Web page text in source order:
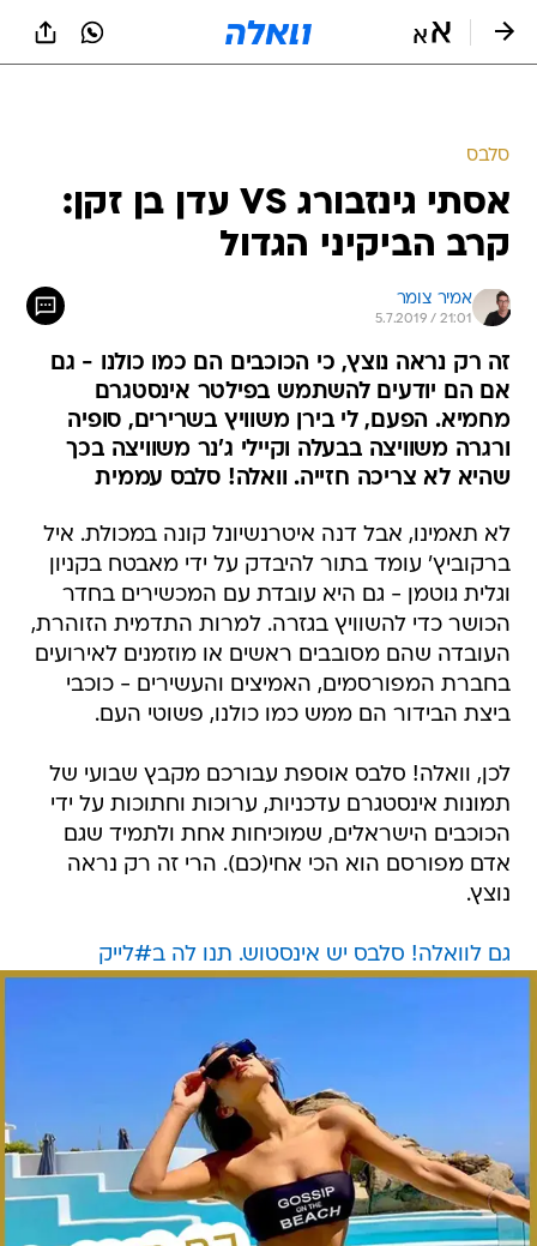
סלבס
אסתי גינזבורג VS עדן בן זקן:
קרב הביקיני הגדול
אמיר צומר
5.7.2019 / 21:01
זה רק נראה נוצץ, כי הכוכבים הם כמו כולנו - גם
אם הם יודעים להשתמש בפילטר אינסטגרם
מחמיא. הפעם, לי בירן משוויץ בשרירים, סופיה
ורגרה משוויצה בבעלה וקיילי ג'נר משוויצה בכך
שהיא לא צריכה חזייה. וואלה! סלבס עממית
לא תאמינו, אבל דנה איטרנשיונל קונה במכולת. איל
ברקוביץ' עומד בתור להיבדק על ידי מאבטח בקניון
וגלית גוטמן - גם היא עובדת עם המכשירים בחדר
הכושר כדי להשוויץ בגזרה. למרות התדמית הזוהרת,
העובדה שהם מסובבים ראשים או מוזמנים לאירועים
בחברת המפורסמים, האמיצים והעשירים - כוכבי
ביצת הבידור הם ממש כמו כולנו, פשוטי העם.
לכן, וואלה! סלבס אוספת עבורכם מקבץ שבועי של
תמונות אינסטגרם עדכניות, ערוכות וחתוכות על ידי
הכוכבים הישראלים, שמוכיחות אחת ולתמיד שגם
אדם מפורסם הוא הכי אחי(כם). הרי זה רק נראה
נוצץ.
גם לוואלה! סלבס יש אינסטוש. תנו לה ב#לייק